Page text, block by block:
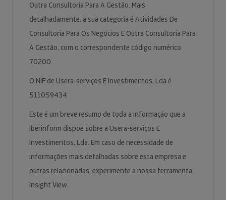
Outra Consultoria Para A Gestão. Mais
detalhadamente, a sua categoria é Atividades De
Consultoria Para Os Negócios E Outra Consultoria Para
A Gestão, com o correspondente código numérico
70200.
O NIF de Usera-serviços E Investimentos, Lda é
511059434.
Este é um breve resumo de toda a informação que a
Iberinform dispõe sobre a Usera-serviços E
Investimentos, Lda. Em caso de necessidade de
informações mais detalhadas sobre esta empresa e
outras relacionadas, experimente a nossa ferramenta
Insight View.